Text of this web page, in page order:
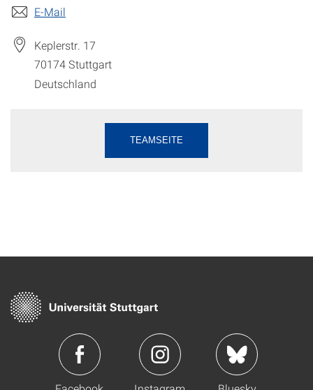
E-Mail
Keplerstr. 17
70174Stuttgart
Deutschland
TEAMSEITE